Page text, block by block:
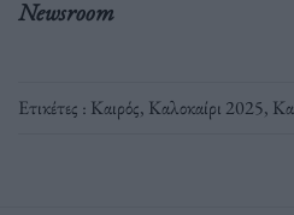
Newsroom
Ετικέτες : Καιρός, Καλοκαίρι 2025,